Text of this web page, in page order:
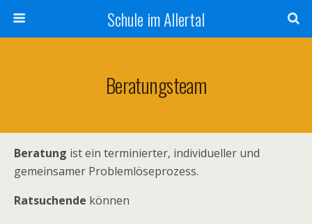
Schule im Allertal
Beratungsteam
Beratung ist ein terminierter, individueller und
gemeinsamer Problemlöseprozess.
Ratsuchende können